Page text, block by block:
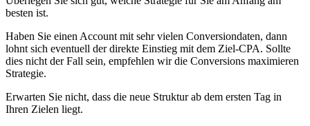
besten ist.
Haben Sie einen Account mit sehr vielen Conversiondaten, dann
lohnt sich eventuell der direkte Einstieg mit dem Ziel-CPA. Sollte
dies nicht der Fall sein, empfehlen wir die Conversions maximieren
Strategie.
Erwarten Sie nicht, dass die neue Struktur ab dem ersten Tag in
Ihren Zielen liegt.